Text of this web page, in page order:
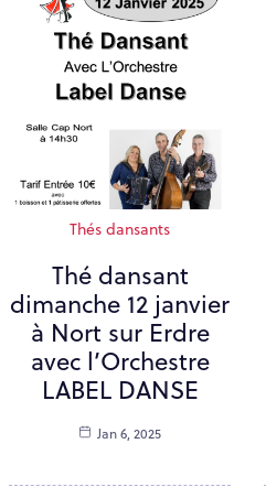
Thés dansants
Thé dansant
dimanche 12 janvier
à Nort sur Erdre
avec l’Orchestre
LABEL DANSE
Jan 6, 2025